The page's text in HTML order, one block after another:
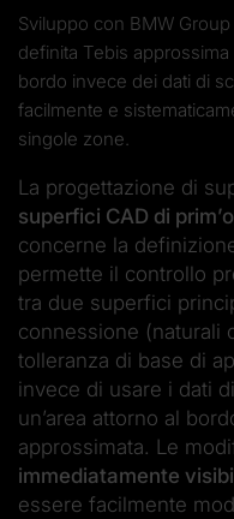
Sviluppo con BMW
definita Tebis
bordo invece dei dati di
facilmente e
singole zone.
La progettazione di
superfici CAD di
concerne la
permette il controllo
tra due superfici
connessione (naturali
tolleranza di base di
invece di usare i dati
un’area attorno al
approssimata. Le
immediatamente
essere facilmente